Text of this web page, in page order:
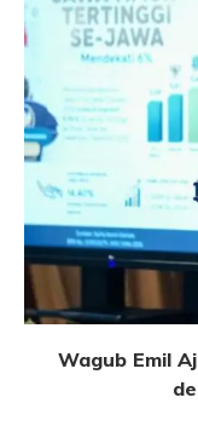
Wagub Emil